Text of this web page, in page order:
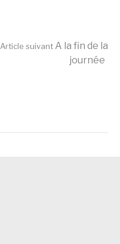
Article suivant A la fin de la
journée